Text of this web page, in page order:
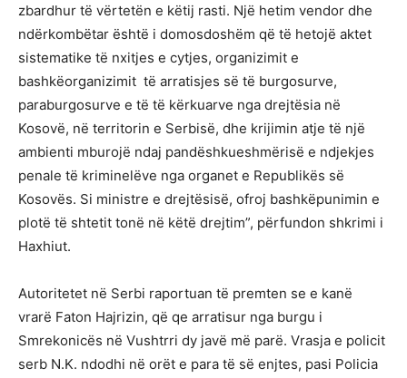
zbardhur të vërtetën e këtij rasti. Një hetim vendor dhe
ndërkombëtar është i domosdoshëm që të hetojë aktet
sistematike të nxitjes e cytjes, organizimit e
bashkëorganizimit të arratisjes së të burgosurve,
paraburgosurve e të të kërkuarve nga drejtësia në
Kosovë, në territorin e Serbisë, dhe krijimin atje të një
ambienti mburojë ndaj pandëshkueshmërisë e ndjekjes
penale të kriminelëve nga organet e Republikës së
Kosovës. Si ministre e drejtësisë, ofroj bashkëpunimin e
plotë të shtetit tonë në këtë drejtim”, përfundon shkrimi i
Haxhiut.
Autoritetet në Serbi raportuan të premten se e kanë
vrarë Faton Hajrizin, që qe arratisur nga burgu i
Smrekonicës në Vushtrri dy javë më parë. Vrasja e policit
serb N.K. ndodhi në orët e para të së enjtes, pasi Policia